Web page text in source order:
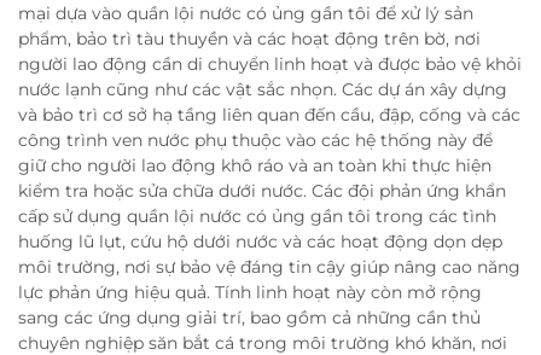
mại dựa vào quần lội nước có ủng gần tôi để xử lý sản
phẩm, bảo trì tàu thuyền và các hoạt động trên bờ, nơi
người lao động cần di chuyển linh hoạt và được bảo vệ khỏi
nước lạnh cũng như các vật sắc nhọn. Các dự án xây dựng
và bảo trì cơ sở hạ tầng liên quan đến cầu, đập, cống và các
công trình ven nước phụ thuộc vào các hệ thống này để
giữ cho người lao động khô ráo và an toàn khi thực hiện
kiểm tra hoặc sửa chữa dưới nước. Các đội phản ứng khẩn
cấp sử dụng quần lội nước có ủng gần tôi trong các tình
huống lũ lụt, cứu hộ dưới nước và các hoạt động dọn dẹp
môi trường, nơi sự bảo vệ đáng tin cậy giúp nâng cao năng
lực phản ứng hiệu quả. Tính linh hoạt này còn mở rộng
sang các ứng dụng giải trí, bao gồm cả những cần thủ
chuyên nghiệp săn bắt cá trong môi trường khó khăn, nơi